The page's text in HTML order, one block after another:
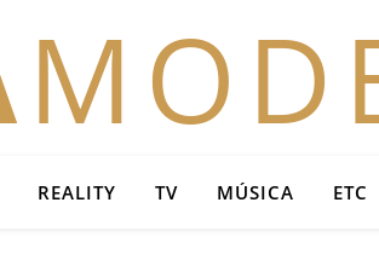
REALITY TV MÚSICA ETC